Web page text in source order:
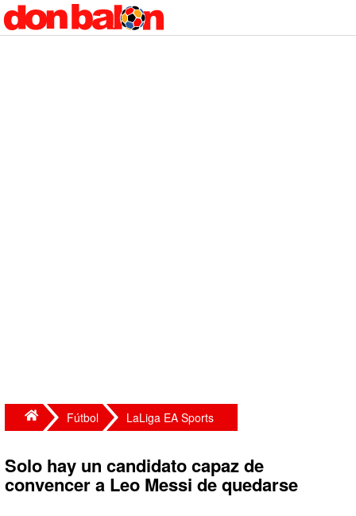
Fútbol LaLiga EA Sports
Solo hay un candidato capaz de
convencer a Leo Messi de quedarse